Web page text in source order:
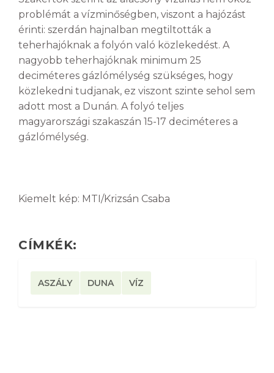
problémát a vízminőségben, viszont a hajózást
érinti: szerdán hajnalban megtiltották a
teherhajóknak a folyón való közlekedést. A
nagyobb teherhajóknak minimum 25
deciméteres gázlómélység szükséges, hogy
közlekedni tudjanak, ez viszont szinte sehol sem
adott most a Dunán. A folyó teljes
magyarországi szakaszán 15-17 deciméteres a
gázlómélység.
Kiemelt kép: MTI/Krizsán Csaba
CÍMKÉK:
ASZÁLY DUNA VÍZ